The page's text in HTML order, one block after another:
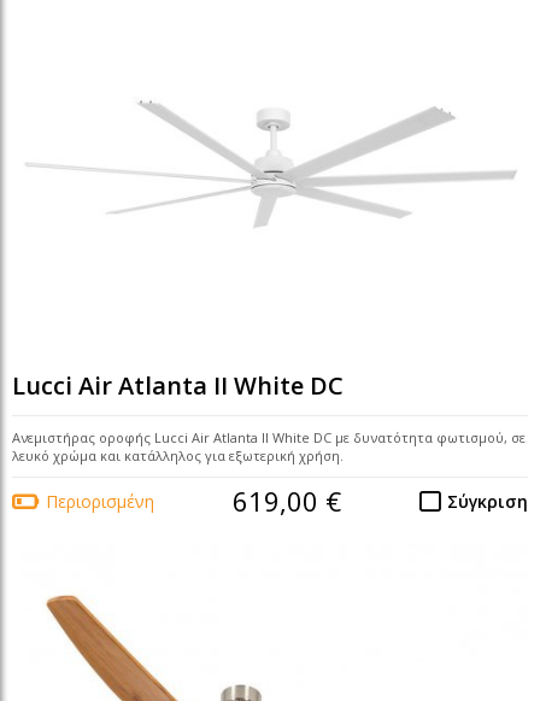
Lucci Air Atlanta II White DC
Ανεμιστήρας οροφής Lucci Air Atlanta II White DC με δυνατότητα φωτισμού, σε
λευκό χρώμα και κατάλληλος για εξωτερική χρήση.
Περιορισμένη Σύγκριση
619,00 €